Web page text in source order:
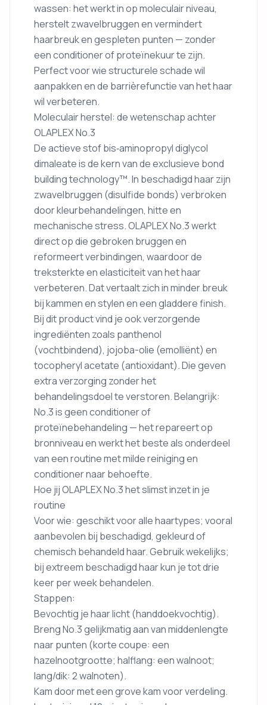
wassen: het werkt in op moleculair niveau,
herstelt zwavelbruggen en vermindert
haarbreuk en gespleten punten — zonder
een conditioner of proteïnekuur te zijn.
Perfect voor wie structurele schade wil
aanpakken en de barrièrefunctie van het haar
wil verbeteren.
Moleculair herstel: de wetenschap achter
OLAPLEX No.3
De actieve stof bis‑aminopropyl diglycol
dimaleate is de kern van de exclusieve bond
building technology™. In beschadigd haar zijn
zwavelbruggen (disulfide bonds) verbroken
door kleurbehandelingen, hitte en
mechanische stress. OLAPLEX No.3 werkt
direct op die gebroken bruggen en
reformeert verbindingen, waardoor de
treksterkte en elasticiteit van het haar
verbeteren. Dat vertaalt zich in minder breuk
bij kammen en stylen en een gladdere finish.
Bij dit product vind je ook verzorgende
ingrediënten zoals panthenol
(vochtbindend), jojoba-olie (emolliënt) en
tocopheryl acetate (antioxidant). Die geven
extra verzorging zonder het
behandelingsdoel te verstoren. Belangrijk:
No.3 is geen conditioner of
proteïnebehandeling — het repareert op
bronniveau en werkt het beste als onderdeel
van een routine met milde reiniging en
conditioner naar behoefte.
Hoe jij OLAPLEX No.3 het slimst inzet in je
routine
Voor wie: geschikt voor alle haartypes; vooral
aanbevolen bij beschadigd, gekleurd of
chemisch behandeld haar. Gebruik wekelijks;
bij extreem beschadigd haar kun je tot drie
keer per week behandelen.
Stappen:
Bevochtig je haar licht (handdoekvochtig).
Breng No.3 gelijkmatig aan van middenlengte
naar punten (korte coupe: een
hazelnootgrootte; halflang: een walnoot;
lang/dik: 2 walnoten).
Kam door met een grove kam voor verdeling.